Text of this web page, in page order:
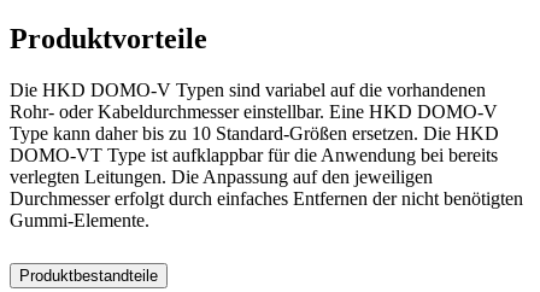
Produktvorteile
Die HKD DOMO-V Typen sind variabel auf die vorhandenen
Rohr- oder Kabeldurchmesser einstellbar. Eine HKD DOMO-V
Type kann daher bis zu 10 Standard-Größen ersetzen. Die HKD
DOMO-VT Type ist aufklappbar für die Anwendung bei bereits
verlegten Leitungen. Die Anpassung auf den jeweiligen
Durchmesser erfolgt durch einfaches Entfernen der nicht benötigten
Gummi-Elemente.
Produktbestandteile